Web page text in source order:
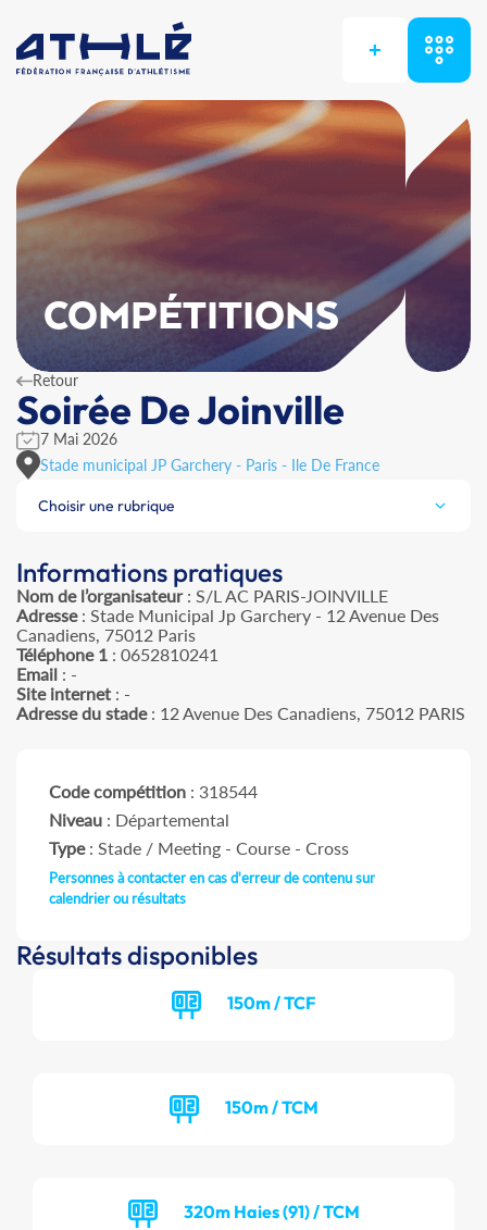
+
COMPÉTITIONS
Retour
Soirée De Joinville
7 Mai 2026
Stade municipal JP Garchery - Paris - Ile De France
Choisir une rubrique
Informations pratiques
Nom de l’organisateur: S/L AC PARIS-JOINVILLE
Adresse: Stade Municipal Jp Garchery - 12 Avenue Des
Canadiens, 75012 Paris
Téléphone 1 : 0652810241
Email : -
Site internet : -
Adresse du stade: 12 Avenue Des Canadiens, 75012 PARIS
Code compétition : 318544
Niveau : Départemental
Type: Stade / Meeting - Course - Cross
Personnes à contacter en cas d'erreur de contenu sur
calendrier ou résultats
Résultats disponibles
150m / TCF
150m / TCM
320m Haies (91) / TCM